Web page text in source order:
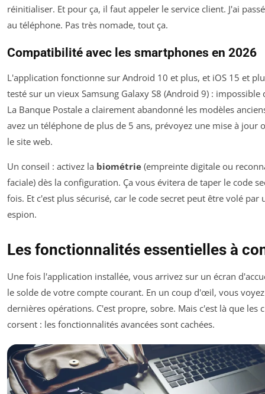
réinitialiser. Et pour ça, il faut appeler le service client. J'ai
au téléphone. Pas très nomade, tout ça.
Compatibilité avec les smartphones en 2026
L'application fonctionne sur Android 10 et plus, et iOS 15 et
testé sur un vieux Samsung Galaxy S8 (Android 9) : impossible
La Banque Postale a clairement abandonné les modèles
avez un téléphone de plus de 5 ans, prévoyez une mise à jour
le site web.
Un conseil : activez la biométrie (empreinte digitale ou
faciale) dès la configuration. Ça vous évitera de taper le code
fois. Et c'est plus sécurisé, car le code secret peut être volé par
espion.
Les fonctionnalités essentielles à
Une fois l'application installée, vous arrivez sur un écran
le solde de votre compte courant. En un coup d'œil, vous
dernières opérations. C'est propre, sobre. Mais c'est là que les
corsent : les fonctionnalités avancées sont cachées.